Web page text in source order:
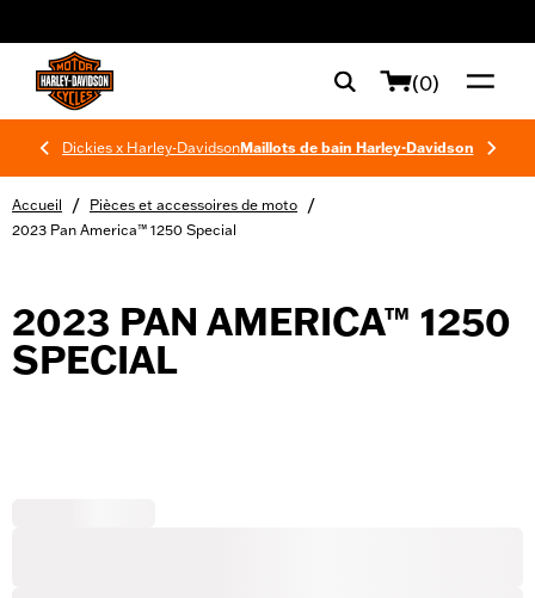
(0)
Dickies x Harley-DavidsonMaillots de bain Harley-Davidson
Accueil / Pièces et accessoires de moto /
2023 Pan America™ 1250 Special
2023 PAN AMERICA™ 1250
SPECIAL